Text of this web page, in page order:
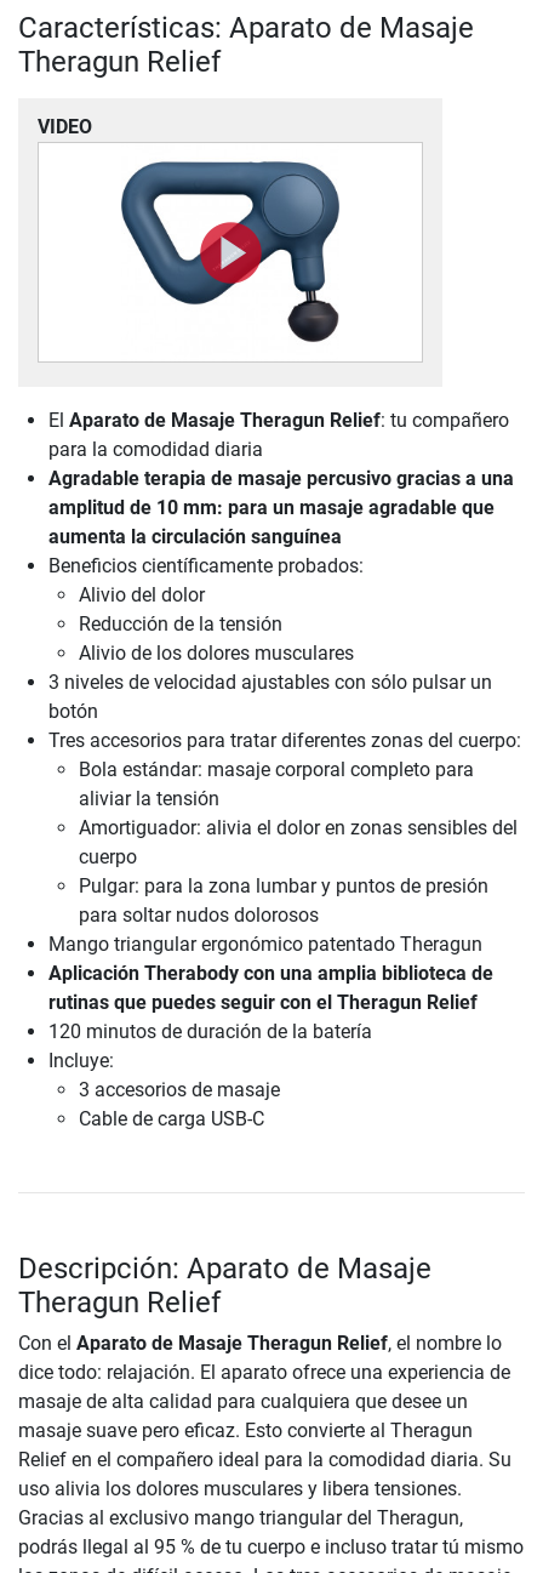
Características: Aparato de Masaje
Theragun Relief
VIDEO
El Aparato de Masaje Theragun Relief: tu compañero
para la comodidad diaria
Agradable terapia de masaje percusivo gracias a una
amplitud de 10 mm: para un masaje agradable que
aumenta la circulación sanguínea
Beneficios científicamente probados:
Alivio del dolor
Reducción de la tensión
Alivio de los dolores musculares
3 niveles de velocidad ajustables con sólo pulsar un
botón
Tres accesorios para tratar diferentes zonas del cuerpo:
Bola estándar: masaje corporal completo para
aliviar la tensión
Amortiguador: alivia el dolor en zonas sensibles del
cuerpo
Pulgar: para la zona lumbar y puntos de presión
para soltar nudos dolorosos
Mango triangular ergonómico patentado Theragun
Aplicación Therabody con una amplia biblioteca de
rutinas que puedes seguir con el Theragun Relief
120 minutos de duración de la batería
Incluye:
3 accesorios de masaje
Cable de carga USB-C
Descripción: Aparato de Masaje
Theragun Relief
Con el Aparato de Masaje Theragun Relief, el nombre lo
dice todo: relajación. El aparato ofrece una experiencia de
masaje de alta calidad para cualquiera que desee un
masaje suave pero eficaz. Esto convierte al Theragun
Relief en el compañero ideal para la comodidad diaria. Su
uso alivia los dolores musculares y libera tensiones.
Gracias al exclusivo mango triangular del Theragun,
podrás llegal al 95 % de tu cuerpo e incluso tratar tú mismo